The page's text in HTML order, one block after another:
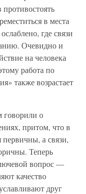
в места
где связи
Очевидно и
на человека
работа по
также возрастает
говорили о
притом, что в
первичны, а связи,
Теперь
вопрос —
качество
друг